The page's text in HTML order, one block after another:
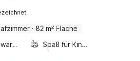
· 82 m² Fläche
Luft-luft-wärmepumpe
Spaß für Kinder